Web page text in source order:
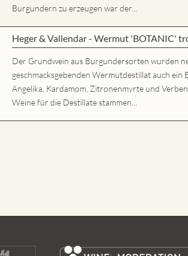
Burgundern zu erzeugen war der...
Heger & Vallendar - Wermut 'BOTANIC'
Der Grundwein aus Burgundersorten wurden
geschmacksgebenden Wermutdestillat auch ein
Angelika, Kardamom, Zitronenmyrte und
Weine für die Destillate stammen...